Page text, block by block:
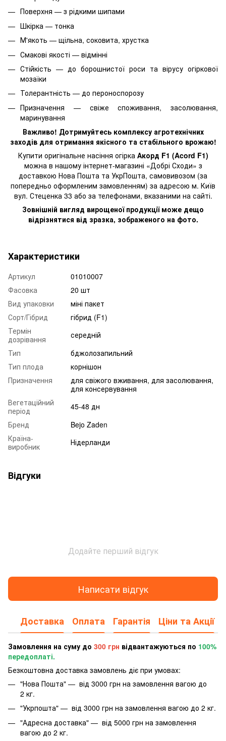
Поверхня — з рідкими шипами
Шкірка — тонка
М'якоть — щільна, соковита, хрустка
Смакові якості — відмінні
Стійкість — до борошнистої роси та вірусу огіркової
мозаїки
Толерантність — до пероноспорозу
Призначення — свіже споживання, засолювання,
маринування
Важливо! Дотримуйтесь комплексу агротехнічних
заходів для отримання якісного та стабільного врожаю!
Купити оригінальне насіння огірка Акорд F1 (Acord F1)
можна в нашому інтернет-магазині «Добрі Сходи» з
доставкою Нова Пошта та УкрПошта, самовивозом (за
попередньо оформленим замовленням) за адресою м. Київ
вул. Стеценка 33 або за телефонами, вказаними на сайті.
Зовнішній вигляд вирощеної продукції може дещо
відрізнятися від зразка, зображеного на фото.
Характеристики
Артикул
01010007
Фасовка
20 шт
Вид упаковки
міні пакет
Сорт/Гібрид
гібрид (F1)
Термін
дозрівання
середній
Тип
бджолозапильний
Тип плода
корнішон
Призначення
для свіжого вживання, для засолювання,
для консервування
Вегетаційний
період
45-48 дн
Бренд
Bejo Zaden
Країна-
виробник
Нідерланди
Відгуки
Додайте перший відгук
Написати відгук
Доставка Оплата Гарантія Ціни та Акції
Замовлення на суму до 300 грн відвантажуються по 100%
передоплаті.
Безкоштовна доставка замовлень діє при умовах:
"Нова Пошта" — від 3000 грн на замовлення вагою до
2 кг.
"Укрпошта" — від 3000 грн на замовлення вагою до 2 кг.
"Адресна доставка" — від 5000 грн на замовлення
вагою до 2 кг.